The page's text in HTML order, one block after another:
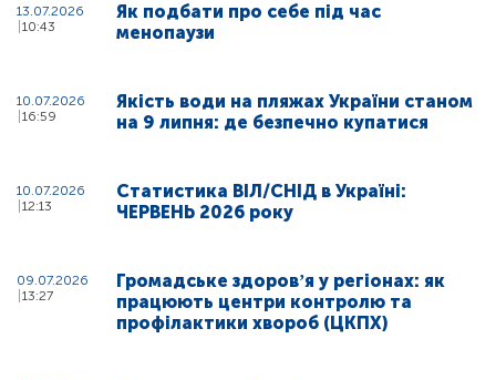
13.07.2026
10:43
Як подбати про себе під час
менопаузи
10.07.2026
16:59
Якість води на пляжах України станом
на 9 липня: де безпечно купатися
10.07.2026
12:13
Статистика ВІЛ/СНІД в Україні:
ЧЕРВЕНЬ 2026 року
09.07.2026
13:27
Громадське здоровʼя у регіонах: як
працюють центри контролю та
профілактики хвороб (ЦКПХ)